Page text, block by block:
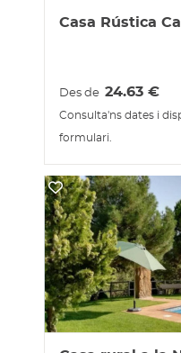
Casa Rústica
Des de 24.63€
Consulta'ns dates i
formulari.